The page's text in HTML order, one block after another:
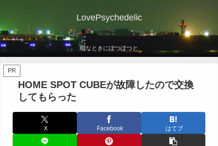
LovePsychedelic
暇なときにぽつぽつと
PR
HOME SPOT CUBEが故障したので交換
してもらった
X Facebook はてブ